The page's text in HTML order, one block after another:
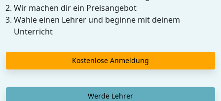
Wir machen dir ein Preisangebot
Wähle einen Lehrer und beginne mit deinem
Unterricht
Kostenlose Anmeldung
Werde Lehrer